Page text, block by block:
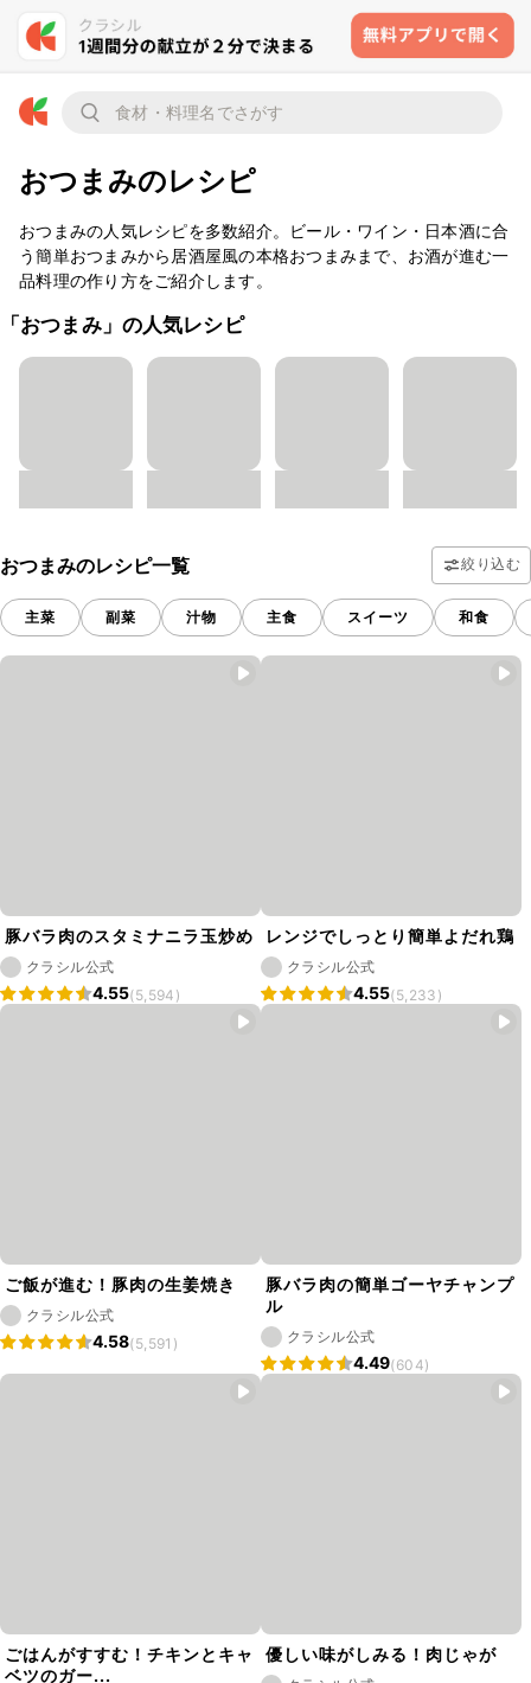
おつまみのレシピ
おつまみの人気レシピを多数紹介。ビール・ワイン・日本酒に合
う簡単おつまみから居酒屋風の本格おつまみまで、お酒が進む一
品料理の作り方をご紹介します。
「おつまみ」の人気レシピ
おつまみのレシピ一覧 絞り込む
主菜 副菜 汁物 主食 スイーツ 和食
豚バラ肉のスタミナニラ玉炒め
クラシル公式
4.55(5,594)
レンジでしっとり簡単よだれ鶏
クラシル公式
4.55(5,233)
ご飯が進む！豚肉の生姜焼き
クラシル公式
4.58(5,591)
豚バラ肉の簡単ゴーヤチャンプ
ル
クラシル公式
4.49(604)
ごはんがすすむ！チキンとキャ
ベツのガー...
優しい味がしみる！肉じゃが